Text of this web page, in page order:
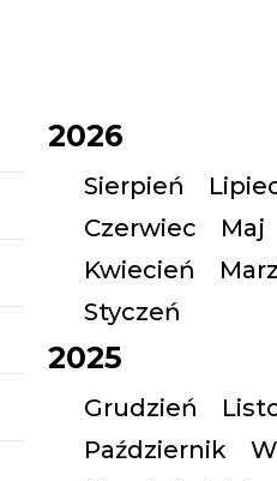
2026
Sierpień
Czerwiec
Maj
Kwiecień
Styczeń
2025
Grudzień
Październik